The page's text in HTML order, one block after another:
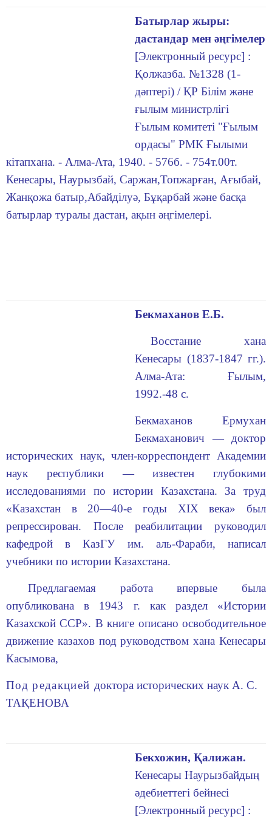
Батырлар жыры:
дастандар мен әңгімелер
[Электронный ресурс] :
Қолжазба. №1328 (1-
дәптері) / ҚР Білім және
ғылым министрлігі
Ғылым комитеті "Ғылым
ордасы" РМК Ғылыми
кітапхана. - Алма-Ата, 1940. - 576б. - 754т.00т.
Кенесары, Наурызбай, Саржан,Топжарған, Ағыбай,
Жанқожа батыр,Абайділуә, Бұқарбай және басқа
батырлар туралы дастан, ақын әңгімелері.
Бекмаханов Е.Б.
Восстание хана
Кенесары (1837-1847 гг.).
Алма-Ата: Ғылым,
1992.-48 с.
Бекмаханов Ермухан
Бекмаханович — доктор
исторических наук, член-корреспондент Академии
наук республики — известен глубоки­ми
исследованиями по истории Казахстана. За труд
«Казахстан в 20—40-е годы XIX века» был
репрессирован. После реабилитации руководил
кафедрой в КазГУ им. аль-Фараби, написал
учебники по истории Казахстана.
Предлагаемая работа впервые была
опубликована в 1943 г. как раздел «Истории
Казахской ССР». В книге описано освободитель­ное
движение казахов под руководством хана Кенесары
Касымова,
Под редакцией доктора исторических наук А. С.
ТАҚЕНОВА
Бекхожин, Қалижан.
Кенесары Наурызбайдың
әдебиеттегі бейнесі
[Электронный ресурс] :